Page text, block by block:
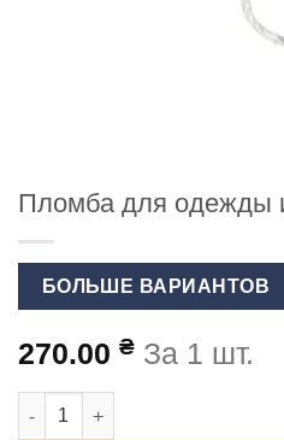
Пломба для одежды
БОЛЬШЕ ВАРИАНТОВ
270.00 ₴ За 1 шт.
Количество товара Пломба